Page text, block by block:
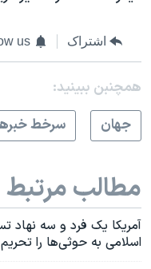
اشتراک us
همچنبن ببینید:
جهان
سرخط
مطالب مرتبط
آمریکا یک فرد و سه نهاد
اسلامی به حوثی‌ها را